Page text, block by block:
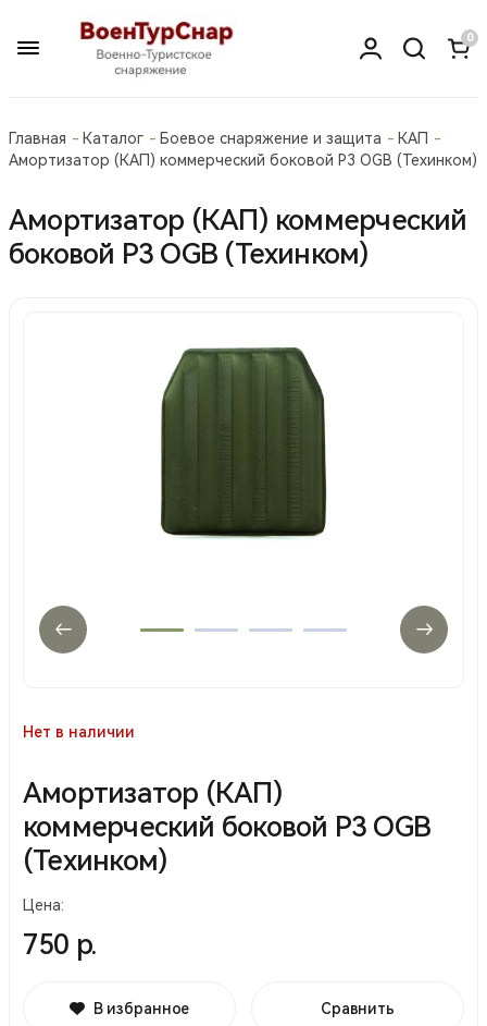
0
Главная Каталог Боевое снаряжение и защита
КАП
Амортизатор (КАП) коммерческий боковой Р3 OGB (Техинком)
Амортизатор (КАП) коммерческий
боковой Р3 OGB (Техинком)
Нет в наличии
Амортизатор (КАП)
коммерческий боковой Р3 OGB
(Техинком)
Цена:
750 р.
В избранное Сравнить